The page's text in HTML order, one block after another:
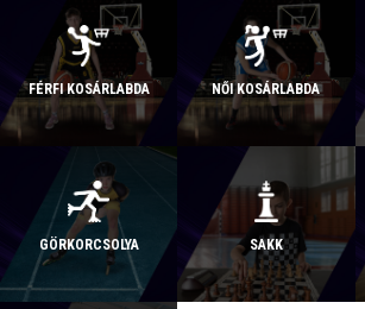
FÉRFI KOSÁRLABDA NŐI KOSÁRLABDA
GÖRKORCSOLYA SAKK